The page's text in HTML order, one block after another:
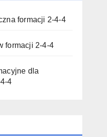
formacji 2-4-4
formacji 2-4-4
dla
4